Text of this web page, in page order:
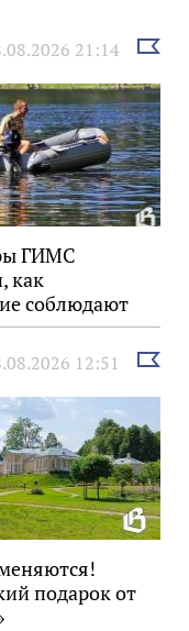
21:14
Выбрать
ГИМС
как
соблюдают
воде
12:51
Выбрать
подарок от